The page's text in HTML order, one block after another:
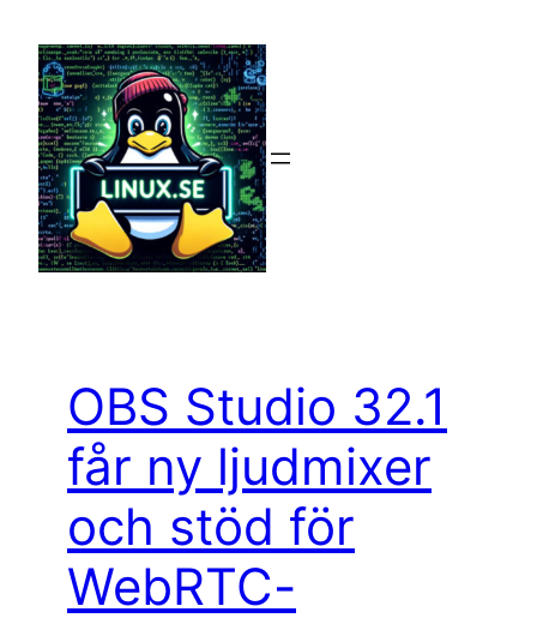
innehåll
OBS Studio 32.1
får ny ljudmixer
och stöd för
WebRTC-